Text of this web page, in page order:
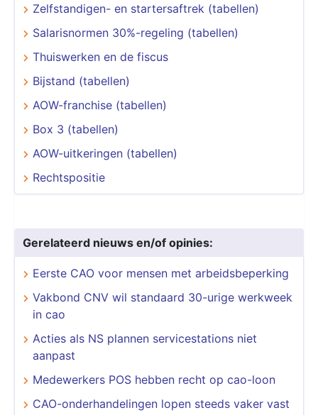
Zelfstandigen- en startersaftrek (tabellen)
Salarisnormen 30%-regeling (tabellen)
Thuiswerken en de fiscus
Bijstand (tabellen)
AOW-franchise (tabellen)
Box 3 (tabellen)
AOW-uitkeringen (tabellen)
Rechtspositie
Gerelateerd nieuws en/of opinies:
Eerste CAO voor mensen met arbeidsbeperking
Vakbond CNV wil standaard 30-urige werkweek
in cao
Acties als NS plannen servicestations niet
aanpast
Medewerkers POS hebben recht op cao-loon
CAO-onderhandelingen lopen steeds vaker vast